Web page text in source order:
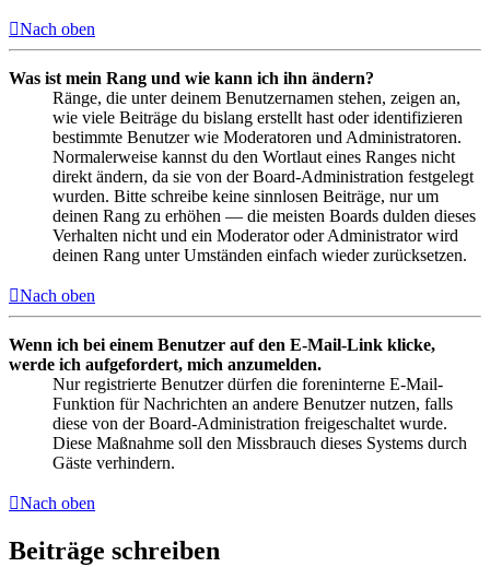
Nach oben
Was ist mein Rang und wie kann ich ihn ändern?
Ränge, die unter deinem Benutzernamen stehen, zeigen an,
wie viele Beiträge du bislang erstellt hast oder identifizieren
bestimmte Benutzer wie Moderatoren und Administratoren.
Normalerweise kannst du den Wortlaut eines Ranges nicht
direkt ändern, da sie von der Board-Administration festgelegt
wurden. Bitte schreibe keine sinnlosen Beiträge, nur um
deinen Rang zu erhöhen — die meisten Boards dulden dieses
Verhalten nicht und ein Moderator oder Administrator wird
deinen Rang unter Umständen einfach wieder zurücksetzen.
Nach oben
Wenn ich bei einem Benutzer auf den E-Mail-Link klicke,
werde ich aufgefordert, mich anzumelden.
Nur registrierte Benutzer dürfen die foreninterne E-Mail-
Funktion für Nachrichten an andere Benutzer nutzen, falls
diese von der Board-Administration freigeschaltet wurde.
Diese Maßnahme soll den Missbrauch dieses Systems durch
Gäste verhindern.
Nach oben
Beiträge schreiben